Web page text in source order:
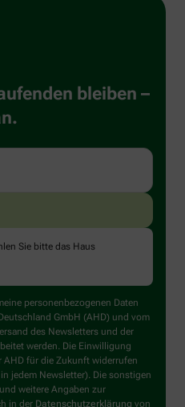
bleiben –
Sie bitte das Haus
personenbezogenen Daten
GmbH (AHD) und vom
des Newsletters und der
werden. Die Einwilligung
AHD für die Zukunft widerrufen
jedem Newsletter). Die sonstigen
weitere Angaben zur
in der Datenschutzerklärung von